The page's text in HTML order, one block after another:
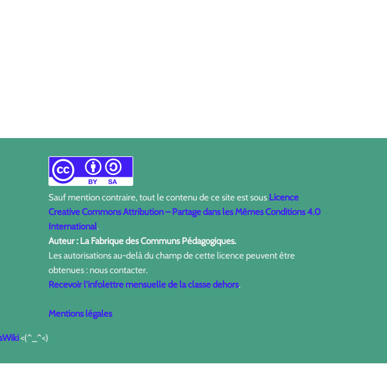
Sauf mention contraire, tout le contenu de ce site est sous Licence
Creative Commons Attribution – Partage dans les Mêmes Conditions 4.0
International.
Auteur : La Fabrique des Communs Pédagogiques.
Les autorisations au-delà du champ de cette licence peuvent être
obtenues : nous contacter.
Recevoir l'infolettre mensuelle de la classe dehors.
Mentions légales
<(^_^<)